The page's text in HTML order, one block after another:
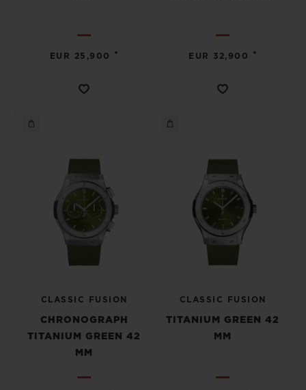
EUR 25,900 • EUR 32,900 •
CLASSIC FUSION
CHRONOGRAPH
TITANIUM GREEN 42
MM
CLASSIC FUSION
TITANIUM GREEN 42
MM